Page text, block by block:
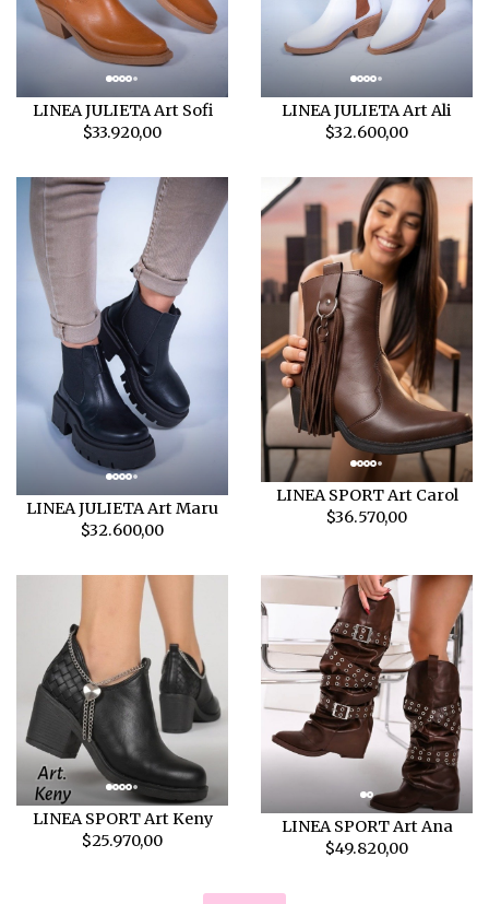
LINEA JULIETA Art Sofi
$33.920,00
LINEA JULIETA Art Ali
$32.600,00
LINEA JULIETA Art Maru
$32.600,00
LINEA SPORT Art Carol
$36.570,00
LINEA SPORT Art Keny
$25.970,00
LINEA SPORT Art Ana
$49.820,00